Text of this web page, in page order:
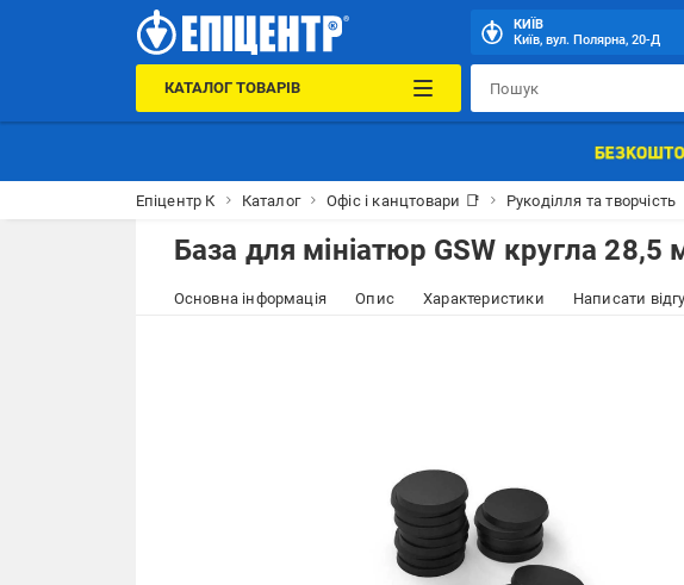
КИЇВ
Київ, вул. Полярна, 20-Д
КАТАЛОГ ТОВАРІВ
Епіцентр К Каталог Офіс і канцтовари 📑 Рукоділля та творчість
База для мініатюр GSW кругла
Основна інформація Опис Характеристики Написати